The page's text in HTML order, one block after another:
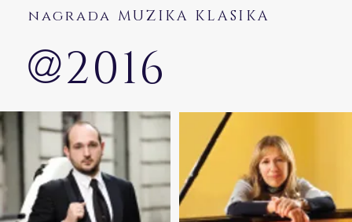
nagrada MUZIKA KLASIKA
@2016